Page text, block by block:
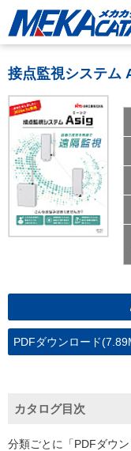
接点監視システム
PDFダウンロード
カタログ目次
分類ごとに「PDFダウ